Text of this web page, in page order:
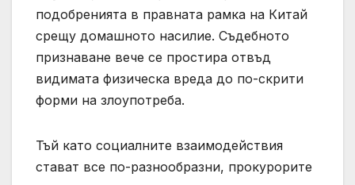
подобренията в правната рамка на Китай
срещу домашното насилие. Съдебното
признаване вече се простира отвъд
видимата физическа вреда до по-скрити
форми на злоупотреба.
Тъй като социалните взаимодействия
стават все по-разнообразни, прокурорите